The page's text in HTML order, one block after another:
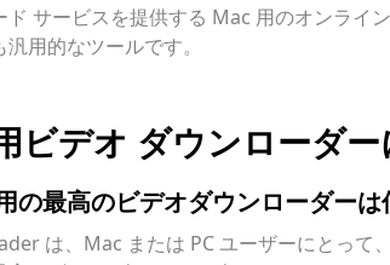
ド サービスを提供する Mac 用のオンライ
用的なツールです。
ビデオ ダウンローダー
の最高のビデオダウンローダーは
は、Mac または PC ユーザーにとっ